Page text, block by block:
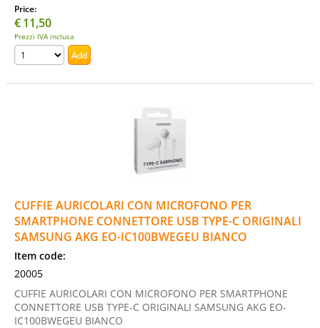
Price:
€11,50
Prezzi IVA inclusa
CUFFIE AURICOLARI CON MICROFONO PER
SMARTPHONE CONNETTORE USB TYPE-C ORIGINALI
SAMSUNG AKG EO-IC100BWEGEU BIANCO
Item code:
20005
CUFFIE AURICOLARI CON MICROFONO PER SMARTPHONE
CONNETTORE USB TYPE-C ORIGINALI SAMSUNG AKG EO-
IC100BWEGEU BIANCO